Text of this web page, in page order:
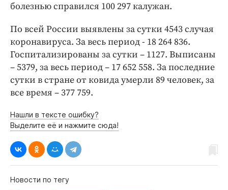
болезнью справился 100 297 калужан.
По всей России выявлены за сутки 4543 случая
коронавируса. За весь период - 18 264 836.
Госпитализированы за сутки – 1127. Выписаны
– 5379, за весь период – 17 652 558. За последние
сутки в стране от ковида умерли 89 человек, за
все время – 377 759.
Нашли в тексте ошибку?
Выделите её и нажмите сюда!
Новости по тегу